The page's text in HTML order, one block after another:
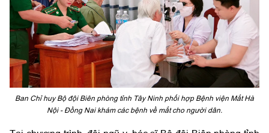
Ban Chỉ huy Bộ đội Biên phòng tỉnh Tây Ninh phối hợp Bệnh viện Mắt Hà
Nội - Đồng Nai khám các bệnh về mắt cho người dân.